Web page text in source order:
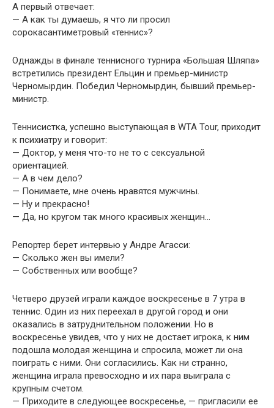
А первый отвечает:
— А как ты думаешь, я что ли просил
сорокасантиметровый «теннис»?
Однажды в финале теннисного турнира «Большая Шляпа»
встретились президент Ельцин и премьер-министр
Черномырдин. Победил Черномырдин, бывший премьер-
министр.
Теннисистка, успешно выступающая в WTA Tour, приходит
к психиатру и говорит:
— Доктор, у меня что-то не то с сексуальной
ориентацией.
— А в чем дело?
— Понимаете, мне очень нравятся мужчины.
— Ну и прекрасно!
— Да, но кругом так много красивых женщин…
Репортер берет интервью у Андре Агасси:
— Сколько жен вы имели?
— Собственных или вообще?
Четверо друзей играли каждое воскресенье в 7 утра в
теннис. Один из них переехал в другой город и они
оказались в затруднительном положении. Но в
воскресенье увидев, что у них не достает игрока, к ним
подошла молодая женщина и спросила, может ли она
поиграть с ними. Они согласились. Как ни странно,
женщина играла превосходно и их пара выиграла с
крупным счетом.
— Приходите в следующее воскресенье, — пригласили ее